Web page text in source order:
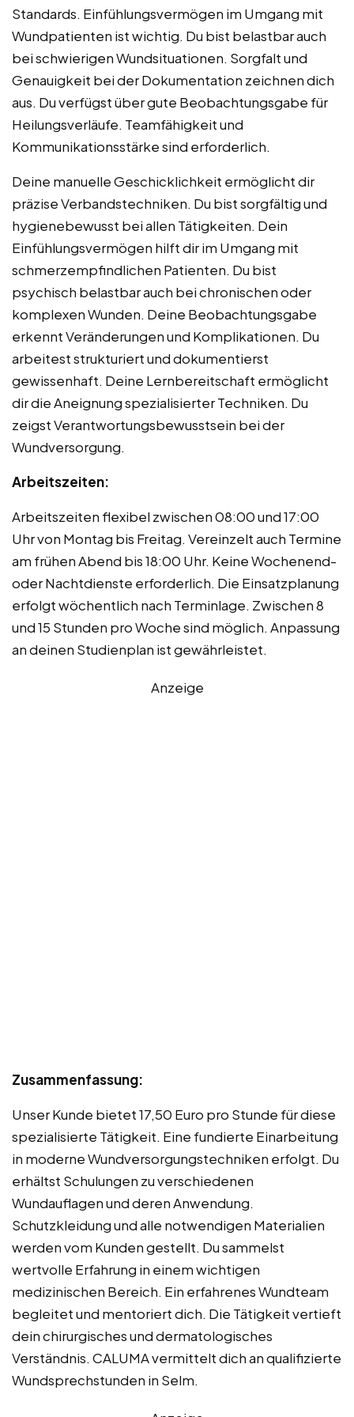
Standards. Einfühlungsvermögen im Umgang mit
Wundpatienten ist wichtig. Du bist belastbar auch
bei schwierigen Wundsituationen. Sorgfalt und
Genauigkeit bei der Dokumentation zeichnen dich
aus. Du verfügst über gute Beobachtungsgabe für
Heilungsverläufe. Teamfähigkeit und
Kommunikationsstärke sind erforderlich.
Deine manuelle Geschicklichkeit ermöglicht dir
präzise Verbandstechniken. Du bist sorgfältig und
hygienebewusst bei allen Tätigkeiten. Dein
Einfühlungsvermögen hilft dir im Umgang mit
schmerzempfindlichen Patienten. Du bist
psychisch belastbar auch bei chronischen oder
komplexen Wunden. Deine Beobachtungsgabe
erkennt Veränderungen und Komplikationen. Du
arbeitest strukturiert und dokumentierst
gewissenhaft. Deine Lernbereitschaft ermöglicht
dir die Aneignung spezialisierter Techniken. Du
zeigst Verantwortungsbewusstsein bei der
Wundversorgung.
Arbeitszeiten:
Arbeitszeiten flexibel zwischen 08:00 und 17:00
Uhr von Montag bis Freitag. Vereinzelt auch Termine
am frühen Abend bis 18:00 Uhr. Keine Wochenend-
oder Nachtdienste erforderlich. Die Einsatzplanung
erfolgt wöchentlich nach Terminlage. Zwischen 8
und 15 Stunden pro Woche sind möglich. Anpassung
an deinen Studienplan ist gewährleistet.
Anzeige
Zusammenfassung:
Unser Kunde bietet 17,50 Euro pro Stunde für diese
spezialisierte Tätigkeit. Eine fundierte Einarbeitung
in moderne Wundversorgungstechniken erfolgt. Du
erhältst Schulungen zu verschiedenen
Wundauflagen und deren Anwendung.
Schutzkleidung und alle notwendigen Materialien
werden vom Kunden gestellt. Du sammelst
wertvolle Erfahrung in einem wichtigen
medizinischen Bereich. Ein erfahrenes Wundteam
begleitet und mentoriert dich. Die Tätigkeit vertieft
dein chirurgisches und dermatologisches
Verständnis. CALUMA vermittelt dich an qualifizierte
Wundsprechstunden in Selm.